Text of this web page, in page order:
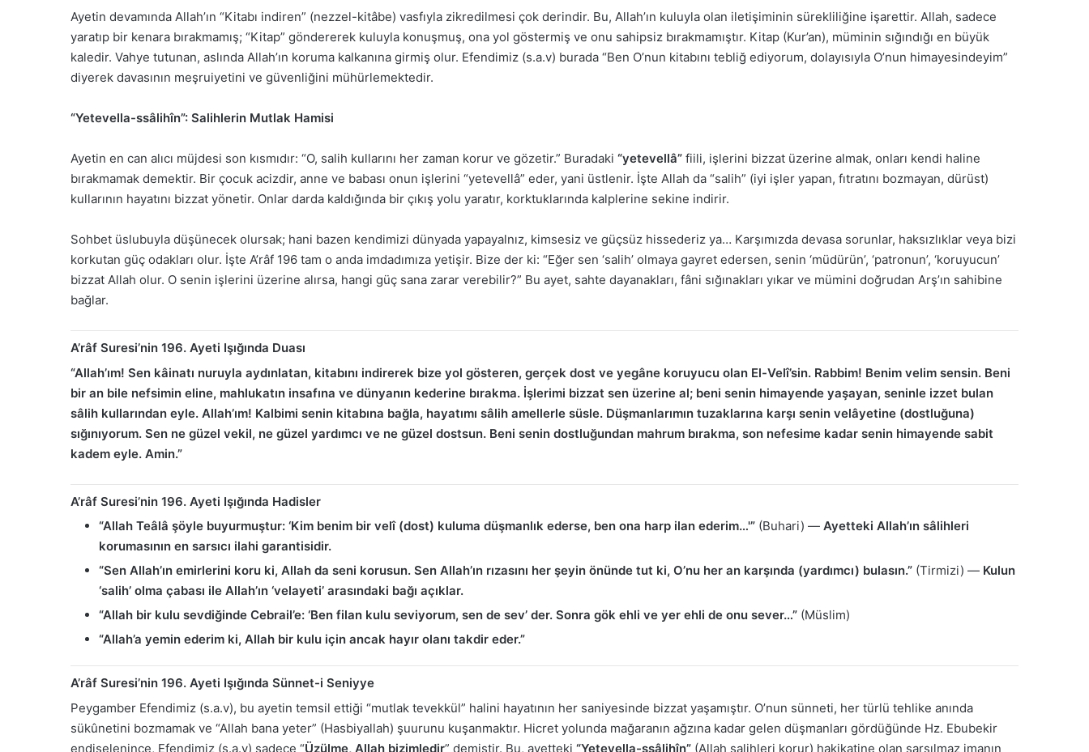
Ayetin devamında Allah’ın “Kitabı indiren” (nezzel-kitâbe) vasfıyla zikredilmesi çok derindir. Bu, Allah’ın kuluyla olan iletişiminin sürekliliğine işarettir. Allah, sadece
yaratıp bir kenara bırakmamış; “Kitap” göndererek kuluyla konuşmuş, ona yol göstermiş ve onu sahipsiz bırakmamıştır. Kitap (Kur’an), müminin sığındığı en büyük
kaledir. Vahye tutunan, aslında Allah’ın koruma kalkanına girmiş olur. Efendimiz (s.a.v) burada “Ben O’nun kitabını tebliğ ediyorum, dolayısıyla O’nun himayesindeyim”
diyerek davasının meşruiyetini ve güvenliğini mühürlemektedir.
“Yetevella-ssâlihîn”: Salihlerin Mutlak Hamisi
Ayetin en can alıcı müjdesi son kısmıdır: “O, salih kullarını her zaman korur ve gözetir.” Buradaki “yetevellâ” fiili, işlerini bizzat üzerine almak, onları kendi haline
bırakmamak demektir. Bir çocuk acizdir, anne ve babası onun işlerini “yetevellâ” eder, yani üstlenir. İşte Allah da “salih” (iyi işler yapan, fıtratını bozmayan, dürüst)
kullarının hayatını bizzat yönetir. Onlar darda kaldığında bir çıkış yolu yaratır, korktuklarında kalplerine sekine indirir.
Sohbet üslubuyla düşünecek olursak; hani bazen kendimizi dünyada yapayalnız, kimsesiz ve güçsüz hissederiz ya… Karşımızda devasa sorunlar, haksızlıklar veya bizi
korkutan güç odakları olur. İşte A’râf 196 tam o anda imdadımıza yetişir. Bize der ki: “Eğer sen ‘salih’ olmaya gayret edersen, senin ‘müdürün’, ‘patronun’, ‘koruyucun’
bizzat Allah olur. O senin işlerini üzerine alırsa, hangi güç sana zarar verebilir?” Bu ayet, sahte dayanakları, fâni sığınakları yıkar ve mümini doğrudan Arş’ın sahibine
bağlar.
A’râf Suresi’nin 196. Ayeti Işığında Duası
“Allah’ım! Sen kâinatı nuruyla aydınlatan, kitabını indirerek bize yol gösteren, gerçek dost ve yegâne koruyucu olan El-Velî’sin. Rabbim! Benim velim sensin. Beni
bir an bile nefsimin eline, mahlukatın insafına ve dünyanın kederine bırakma. İşlerimi bizzat sen üzerine al; beni senin himayende yaşayan, seninle izzet bulan
sâlih kullarından eyle. Allah’ım! Kalbimi senin kitabına bağla, hayatımı sâlih amellerle süsle. Düşmanlarımın tuzaklarına karşı senin velâyetine (dostluğuna)
sığınıyorum. Sen ne güzel vekil, ne güzel yardımcı ve ne güzel dostsun. Beni senin dostluğundan mahrum bırakma, son nefesime kadar senin himayende sabit
kadem eyle. Amin.”
A’râf Suresi’nin 196. Ayeti Işığında Hadisler
“Allah Teâlâ şöyle buyurmuştur: ‘Kim benim bir velî (dost) kuluma düşmanlık ederse, ben ona harp ilan ederim…'” (Buhari) — Ayetteki Allah’ın sâlihleri
korumasının en sarsıcı ilahi garantisidir.
“Sen Allah’ın emirlerini koru ki, Allah da seni korusun. Sen Allah’ın rızasını her şeyin önünde tut ki, O’nu her an karşında (yardımcı) bulasın.” (Tirmizi) — Kulun
‘salih’ olma çabası ile Allah’ın ‘velayeti’ arasındaki bağı açıklar.
“Allah bir kulu sevdiğinde Cebrail’e: ‘Ben filan kulu seviyorum, sen de sev’ der. Sonra gök ehli ve yer ehli de onu sever…” (Müslim)
“Allah’a yemin ederim ki, Allah bir kulu için ancak hayır olanı takdir eder.”
A’râf Suresi’nin 196. Ayeti Işığında Sünnet-i Seniyye
Peygamber Efendimiz (s.a.v), bu ayetin temsil ettiği “mutlak tevekkül” halini hayatının her saniyesinde bizzat yaşamıştır. O’nun sünneti, her türlü tehlike anında
sükûnetini bozmamak ve “Allah bana yeter” (Hasbiyallah) şuurunu kuşanmaktır. Hicret yolunda mağaranın ağzına kadar gelen düşmanları gördüğünde Hz. Ebubekir
endişelenince, Efendimiz (s.a.v) sadece “Üzülme, Allah bizimledir” demiştir. Bu, ayetteki “Yetevella-ssâlihîn” (Allah salihleri korur) hakikatine olan sarsılmaz imanın